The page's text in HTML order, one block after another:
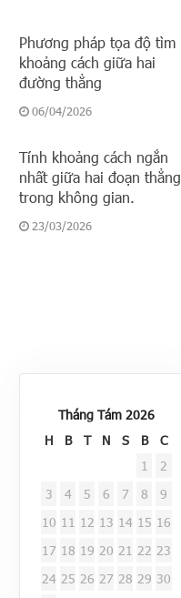
Phương pháp tọa độ tìm
khoảng cách giữa hai
đường thẳng
06/04/2026
Tính khoảng cách ngắn
nhất giữa hai đoạn thẳng
trong không gian.
23/03/2026
Tháng Tám 2026
H
B T N S B
C
1
2
3
4 5 6 7 8
9
10 11 12 13 14 15 16
17 18 19 20 21 22 23
24 25 26 27 28 29 30